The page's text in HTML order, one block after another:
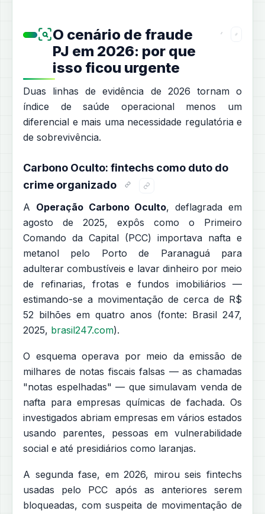
O cenário de fraude
PJ em 2026: por que
isso ficou urgente
Duas linhas de evidência de 2026 tornam o
índice de saúde operacional menos um
diferencial e mais uma necessidade regulatória e
de sobrevivência.
Carbono Oculto: fintechs como duto do
crime organizado
A Operação Carbono Oculto, deflagrada em
agosto de 2025, expôs como o Primeiro
Comando da Capital (PCC) importava nafta e
metanol pelo Porto de Paranaguá para
adulterar combustíveis e lavar dinheiro por meio
de refinarias, frotas e fundos imobiliários —
estimando-se a movimentação de cerca de R$
52 bilhões em quatro anos (fonte: Brasil 247,
2025, brasil247.com).
O esquema operava por meio da emissão de
milhares de notas fiscais falsas — as chamadas
"notas espelhadas" — que simulavam venda de
nafta para empresas químicas de fachada. Os
investigados abriam empresas em vários estados
usando parentes, pessoas em vulnerabilidade
social e até presidiários como laranjas.
A segunda fase, em 2026, mirou seis fintechs
usadas pelo PCC após as anteriores serem
bloqueadas, com suspeita de movimentação de